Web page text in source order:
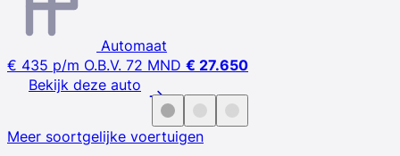
Automaat
€ 435 p/m O.B.V. 72 MND € 27.650
Bekijk deze auto
Meer soortgelijke voertuigen